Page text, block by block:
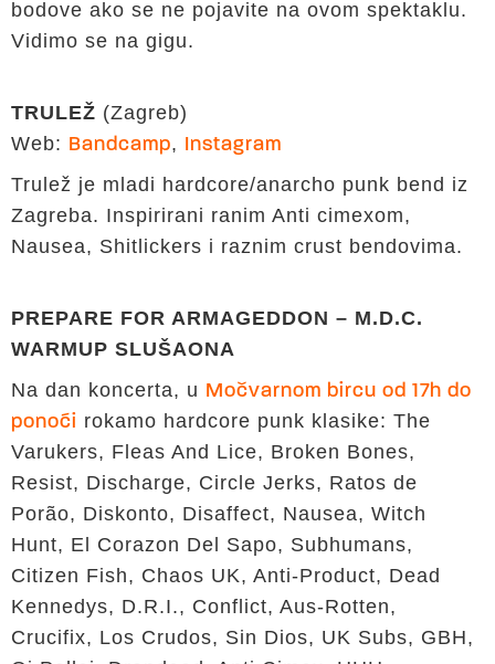
bodove ako se ne pojavite na ovom spektaklu.
Vidimo se na gigu.
TRULEŽ (Zagreb)
Web: Bandcamp, Instagram
Trulež je mladi hardcore/anarcho punk bend iz
Zagreba. Inspirirani ranim Anti cimexom,
Nausea, Shitlickers i raznim crust bendovima.
PREPARE FOR ARMAGEDDON – M.D.C.
WARMUP SLUŠAONA
Na dan koncerta, u Močvarnom bircu od 17h do
ponoći rokamo hardcore punk klasike: The
Varukers, Fleas And Lice, Broken Bones,
Resist, Discharge, Circle Jerks, Ratos de
Porão, Diskonto, Disaffect, Nausea, Witch
Hunt, El Corazon Del Sapo, Subhumans,
Citizen Fish, Chaos UK, Anti-Product, Dead
Kennedys, D.R.I., Conflict, Aus-Rotten,
Crucifix, Los Crudos, Sin Dios, UK Subs, GBH,